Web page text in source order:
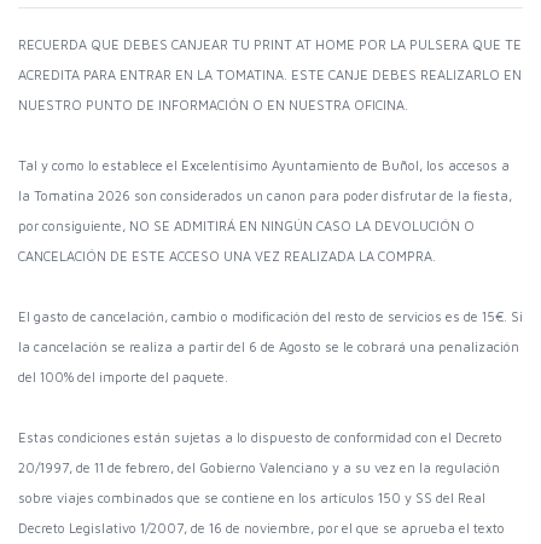
RECUERDA QUE DEBES CANJEAR TU PRINT AT HOME POR LA PULSERA QUE TE
ACREDITA PARA ENTRAR EN LA TOMATINA. ESTE CANJE DEBES REALIZARLO EN
NUESTRO PUNTO DE INFORMACIÓN O EN NUESTRA OFICINA.
Tal y como lo establece el Excelentísimo Ayuntamiento de Buñol, los accesos a
la Tomatina 2026 son considerados un canon para poder disfrutar de la fiesta,
por consiguiente, NO SE ADMITIRÁ EN NINGÚN CASO LA DEVOLUCIÓN O
CANCELACIÓN DE ESTE ACCESO UNA VEZ REALIZADA LA COMPRA.
El gasto de cancelación, cambio o modificación del resto de servicios es de 15€. Si
la cancelación se realiza a partir del 6 de Agosto se le cobrará una penalización
del 100% del importe del paquete.
Estas condiciones están sujetas a lo dispuesto de conformidad con el Decreto
20/1997, de 11 de febrero, del Gobierno Valenciano y a su vez en la regulación
sobre viajes combinados que se contiene en los artículos 150 y SS del Real
Decreto Legislativo 1/2007, de 16 de noviembre, por el que se aprueba el texto